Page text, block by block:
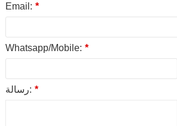
Email: *
Whatsapp/Mobile: *
رسالة: *